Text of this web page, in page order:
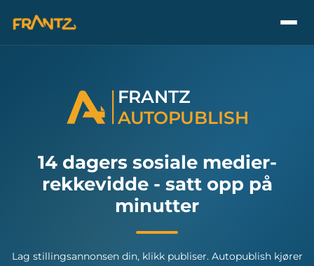
FRANTZ
AUTOPUBLISH
14 dagers sosiale medier-
rekkevidde - satt opp på
minutter
Lag stillingsannonsen din, klikk publiser. Autopublish kjører